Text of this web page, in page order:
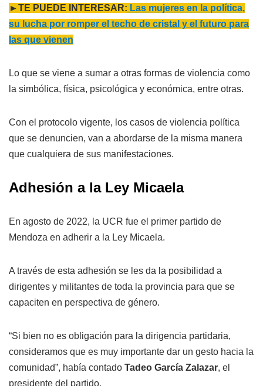
►TE PUEDE INTERESAR: Las mujeres en la política,
su lucha por romper el techo de cristal y el futuro para
las que vienen
Lo que se viene a sumar a otras formas de violencia como
la simbólica, física, psicológica y económica, entre otras.
Con el protocolo vigente, los casos de violencia política
que se denuncien, van a abordarse de la misma manera
que cualquiera de sus manifestaciones.
Adhesión a la Ley Micaela
En agosto de 2022, la UCR fue el primer partido de
Mendoza en adherir a la Ley Micaela.
A través de esta adhesión se les da la posibilidad a
dirigentes y militantes de toda la provincia para que se
capaciten en perspectiva de género.
“Si bien no es obligación para la dirigencia partidaria,
consideramos que es muy importante dar un gesto hacia la
comunidad”, había contado Tadeo García Zalazar, el
presidente del partido.